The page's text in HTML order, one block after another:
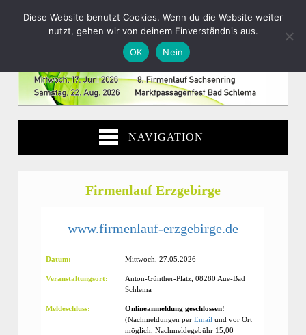
NAVIGATION
Firmenlauf Erzgebirge
www.firmenlauf-erzgebirge.de
Datum: Mittwoch, 27.05.2026
Veranstaltungsort:
Anton-Günther-Platz, 08280 Aue-Bad
Schlema
Meldeschluss:
Onlineanmeldung geschlossen!
(Nachmeldungen perEmail und vor Ort
möglich, Nachmeldegebühr 15,00
Diese Website benutzt Cookies. Wenn du die Website weiter
nutzt, gehen wir von deinem Einverständnis aus.
OK
Nein